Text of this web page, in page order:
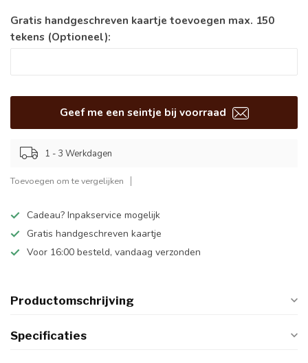
Gratis handgeschreven kaartje toevoegen max. 150
tekens (Optioneel):
Geef me een seintje bij voorraad
1 - 3 Werkdagen
Toevoegen om te vergelijken
Cadeau? Inpakservice mogelijk
Gratis handgeschreven kaartje
Voor 16:00 besteld, vandaag verzonden
Productomschrijving
Specificaties